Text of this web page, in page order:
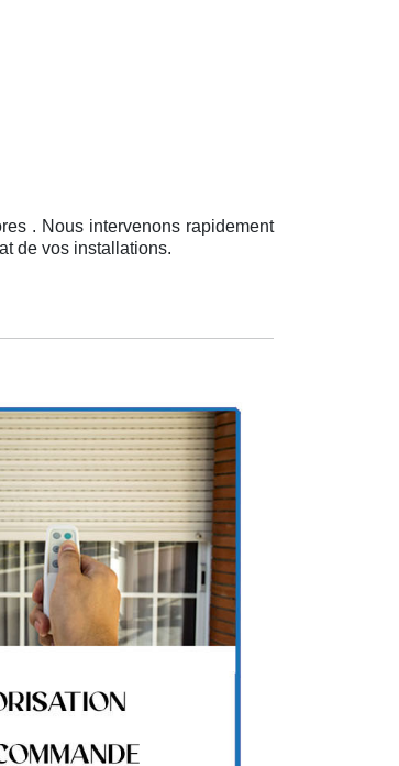
. Nous intervenons rapidement
de vos installations.